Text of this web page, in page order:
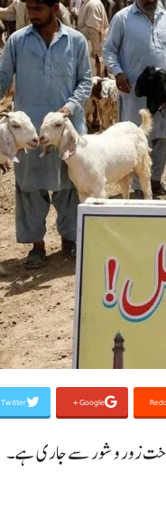
Twitter Google+
زور و شور سے جاری ہے۔